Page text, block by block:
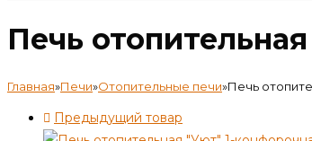
Печь
Главная»Печи»Отопительные печи»Печь
Предыдущий товар